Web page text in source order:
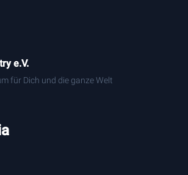
e.V.
für Dich und die ganze Welt